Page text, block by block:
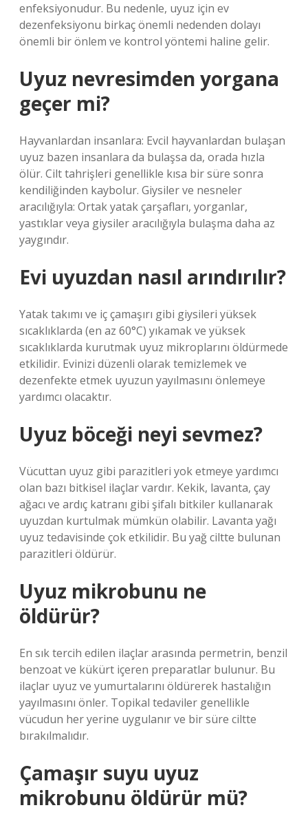
enfeksiyonudur. Bu nedenle, uyuz için ev
dezenfeksiyonu birkaç önemli nedenden dolayı
önemli bir önlem ve kontrol yöntemi haline gelir.
Uyuz nevresimden yorgana
geçer mi?
Hayvanlardan insanlara: Evcil hayvanlardan bulaşan
uyuz bazen insanlara da bulaşsa da, orada hızla
ölür. Cilt tahrişleri genellikle kısa bir süre sonra
kendiliğinden kaybolur. Giysiler ve nesneler
aracılığıyla: Ortak yatak çarşafları, yorganlar,
yastıklar veya giysiler aracılığıyla bulaşma daha az
yaygındır.
Evi uyuzdan nasıl arındırılır?
Yatak takımı ve iç çamaşırı gibi giysileri yüksek
sıcaklıklarda (en az 60°C) yıkamak ve yüksek
sıcaklıklarda kurutmak uyuz mikroplarını öldürmede
etkilidir. Evinizi düzenli olarak temizlemek ve
dezenfekte etmek uyuzun yayılmasını önlemeye
yardımcı olacaktır.
Uyuz böceği neyi sevmez?
Vücuttan uyuz gibi parazitleri yok etmeye yardımcı
olan bazı bitkisel ilaçlar vardır. Kekik, lavanta, çay
ağacı ve ardıç katranı gibi şifalı bitkiler kullanarak
uyuzdan kurtulmak mümkün olabilir. Lavanta yağı
uyuz tedavisinde çok etkilidir. Bu yağ ciltte bulunan
parazitleri öldürür.
Uyuz mikrobunu ne
öldürür?
En sık tercih edilen ilaçlar arasında permetrin, benzil
benzoat ve kükürt içeren preparatlar bulunur. Bu
ilaçlar uyuz ve yumurtalarını öldürerek hastalığın
yayılmasını önler. Topikal tedaviler genellikle
vücudun her yerine uygulanır ve bir süre ciltte
bırakılmalıdır.
Çamaşır suyu uyuz
mikrobunu öldürür mü?